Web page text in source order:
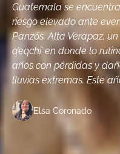
Guatemala se
riesgo elevado ante
Panzós, Alta Verapaz,
q’eqchi’ en donde lo
años con pérdidas y
lluvias extremas. Este
Elsa Coronado